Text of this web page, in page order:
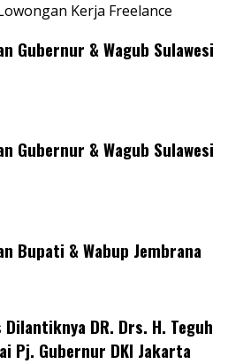
Kerja Freelance
Gubernur & Wagub Sulawesi
Gubernur & Wagub Sulawesi
Bupati & Wabup Jembrana
DR. Drs. H. Teguh
Pj. Gubernur DKI Jakarta